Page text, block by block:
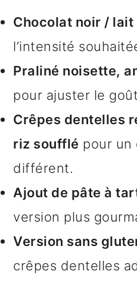
Chocolat noir / lait
l’intensité
Praliné noisette,
pour ajuster le
Crêpes dentelles
riz soufflé pour un
différent.
Ajout de pâte à
version plus
Version sans
crêpes dentelles